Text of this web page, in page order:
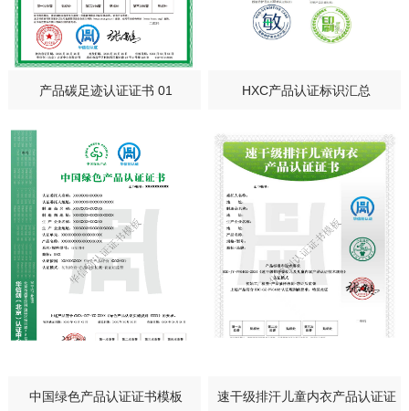
产品碳足迹认证证书 01 HXC产品认证标识汇总
中国绿色产品认证证书模板
速干级排汗儿童内衣产品认证证